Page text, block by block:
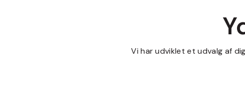
Vi har udviklet et udvalg af